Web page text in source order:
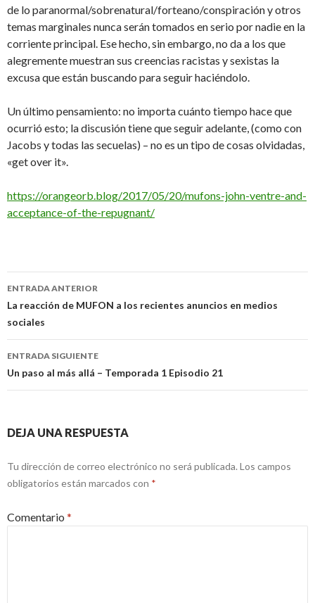
de lo paranormal/sobrenatural/forteano/conspiración y otros
temas marginales nunca serán tomados en serio por nadie en la
corriente principal. Ese hecho, sin embargo, no da a los que
alegremente muestran sus creencias racistas y sexistas la
excusa que están buscando para seguir haciéndolo.
Un último pensamiento: no importa cuánto tiempo hace que
ocurrió esto; la discusión tiene que seguir adelante, (como con
Jacobs y todas las secuelas) – no es un tipo de cosas olvidadas,
«get over it».
https://orangeorb.blog/2017/05/20/mufons-john-ventre-and-
acceptance-of-the-repugnant/
Navegación
de
entradas
ENTRADA ANTERIOR
La reacción de MUFON a los recientes anuncios en medios
sociales
ENTRADA SIGUIENTE
Un paso al más allá – Temporada 1 Episodio 21
DEJA UNA RESPUESTA
Tu dirección de correo electrónico no será publicada. Los campos
obligatorios están marcados con *
Comentario *